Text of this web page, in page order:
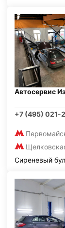
Автосервис
+7 (495) 021-
Сиреневый